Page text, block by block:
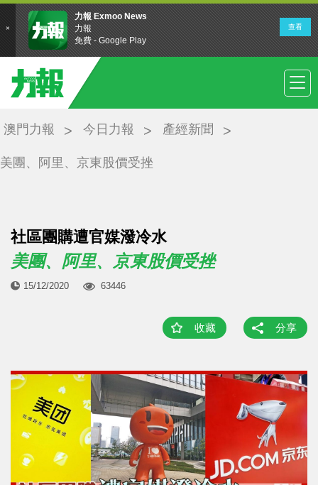
澳門力報 今日力報 產經新聞
美團、阿里、京東股價受挫
社區團購遭官媒潑冷水
美團、阿里、京東股價受挫
15/12/2020 63446
收藏 分享